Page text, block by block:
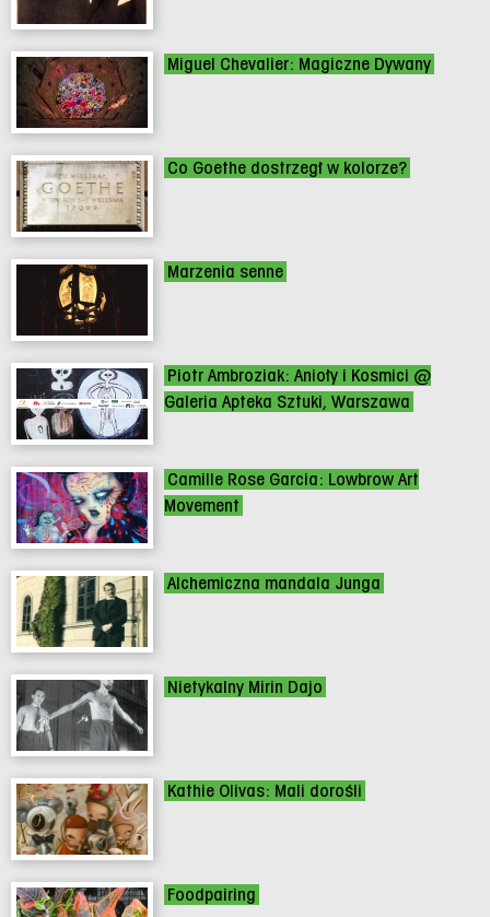
Miguel Chevalier: Magiczne Dywany
Co Goethe dostrzegł w kolorze?
Marzenia senne
Piotr Ambroziak: Anioły i Kosmici @
Galeria Apteka Sztuki, Warszawa
Camille Rose Garcia: Lowbrow Art
Movement
Alchemiczna mandala Junga
Nietykalny Mirin Dajo
Kathie Olivas: Mali dorośli
Foodpairing